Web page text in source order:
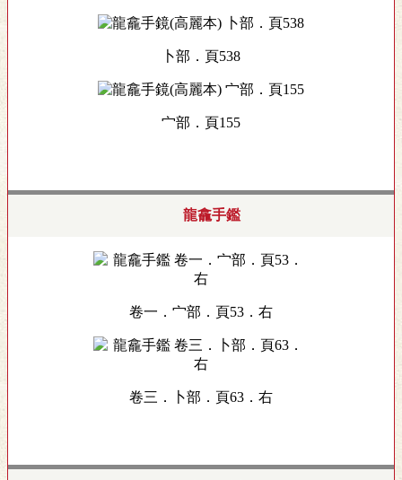
卜部．頁538
宀部．頁155
龍龕手鑑
卷一．宀部．頁53．右
卷三．卜部．頁63．右